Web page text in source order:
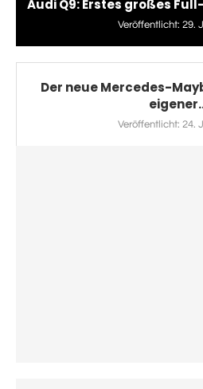
Audi Q9: Erstes großes
Veröffentlicht: 29.
Der neue Mercedes-
Veröffentlicht: 24.